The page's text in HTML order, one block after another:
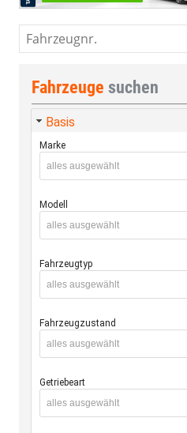
Fahrzeugnr.
Fahrzeuge suchen
Basis
Marke
alles ausgewählt
Modell
alles ausgewählt
Fahrzeugtyp
alles ausgewählt
Fahrzeugzustand
alles ausgewählt
Getriebeart
alles ausgewählt